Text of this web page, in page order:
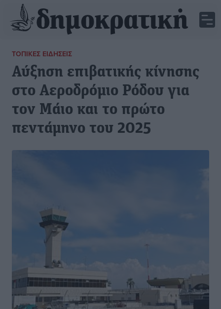
ΤΟΠΙΚΈΣ ΕΙΔΉΣΕΙΣ
Αύξηση επιβατικής κίνησης
στο Αεροδρόμιο Ρόδου για
τον Μάιο και το πρώτο
πεντάμηνο του 2025